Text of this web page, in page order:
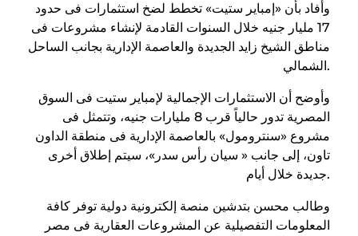
وأفاد بأن «إمباير ستيت» تخطط لضخ استثمارات فى حدود
17 مليار جنيه خلال السنوات القادمة لإنشاء مشروعات فى
مناطق الشيخ زايد الجديدة والعاصمة الإدارية بجانب الساحل
الشمالي.
وأوضح أن الاستثمارات الإجمالية لإمباير ستيت فى السوق
المصرية تدور حالياً قرب 8 مليارات جنيه، وتتمثل فى
مشروع «سنترومول» بالعاصمة الإدارية فى منطقة الداون
تاون، إلى جانب « سيان رأس سدر»، سيتم إطلاق أخرى
جديدة خلال أيام.
وطالب محسن بتدشين منصة إلكترونية دولية توفر كافة
المعلومات التفصيلية عن المشروعات العقارية فى مصر